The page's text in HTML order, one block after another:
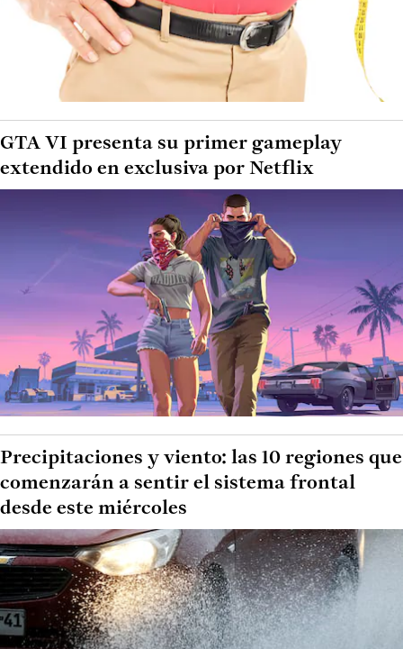
GTA VI presenta su primer gameplay
extendido en exclusiva por Netflix
Precipitaciones y viento: las 10 regiones que
comenzarán a sentir el sistema frontal
desde este miércoles